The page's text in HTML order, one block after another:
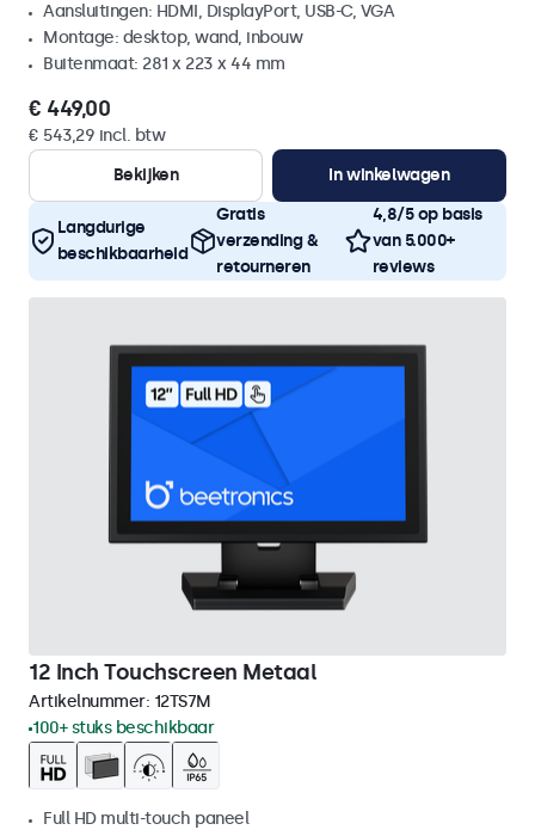
Aansluitingen: HDMI, DisplayPort, USB-C, VGA
Montage: desktop, wand, inbouw
Buitenmaat: 281 x 223 x 44 mm
€ 449,00
€ 543,29 incl. btw
Bekijken
In winkelwagen
Langdurige
beschikbaarheid
Gratis
verzending &
retourneren
4,8/5 op basis
van 5.000+
reviews
12 Inch Touchscreen Metaal
Artikelnummer: 12TS7M
100+ stuks beschikbaar
Full HD multi-touch paneel